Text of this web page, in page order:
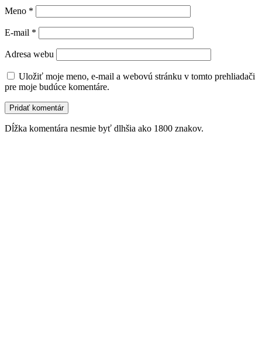
Meno *
E-mail *
Adresa webu
Uložiť moje meno, e-mail a webovú stránku v tomto prehliadači
pre moje budúce komentáre.
Dĺžka komentára nesmie byť dlhšia ako 1800 znakov.